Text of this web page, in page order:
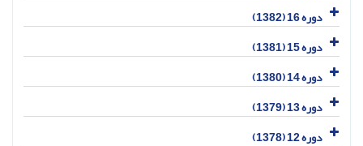
دوره 16 (1382)
دوره 15 (1381)
دوره 14 (1380)
دوره 13 (1379)
دوره 12 (1378)